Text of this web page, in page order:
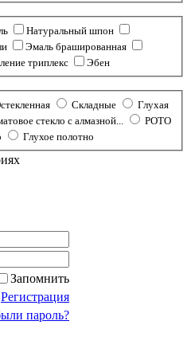
Натуральный шпон
Эмаль брашированная
триплекс
Эбен
Складные
Глухая
стекло с алмазной...
РОТО
Глухое полотно
Запомнить
Регистрация
пароль?